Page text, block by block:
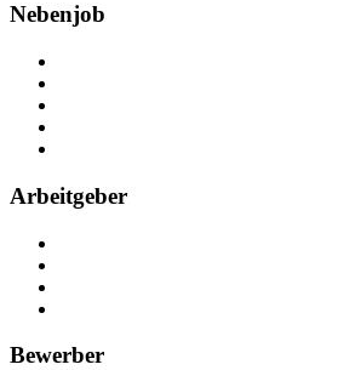
Nebenjob
Arbeitgeber
Bewerber